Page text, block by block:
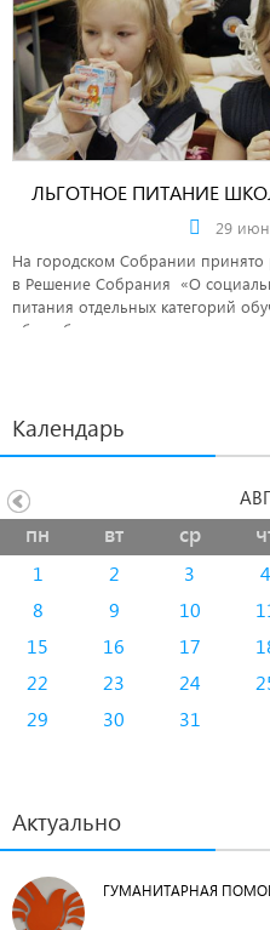
ЛЬГОТНОЕ ПИТАНИЕ
29
На городском Собрании
в Решение Собрания «О
питания отдельных категорий
общеобразовательных
Календарь
пн вт ср
1 2 3 4
8
9 10
15
16 17
22
23 24
29
30 31
Актуально
ГУМАНИТАРНАЯ